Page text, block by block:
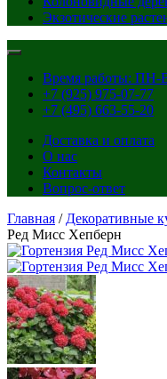
Экзотические
Время работы: ПН-
+7 (925) 975-07-77
+7 (495) 663-55-20
Доставка и оплата
О нас
Контакты
Вопрос-ответ
Главная / Декоративные
Ред Мисс Хепберн